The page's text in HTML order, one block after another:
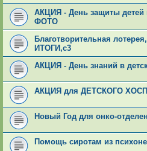
АКЦИЯ - День защиты детей
ФОТО
Благотворительная
ИТОГИ,с3
АКЦИЯ - День знаний в
АКЦИЯ для ДЕТСКОГО
Новый Год для онко-
Помощь сиротам из